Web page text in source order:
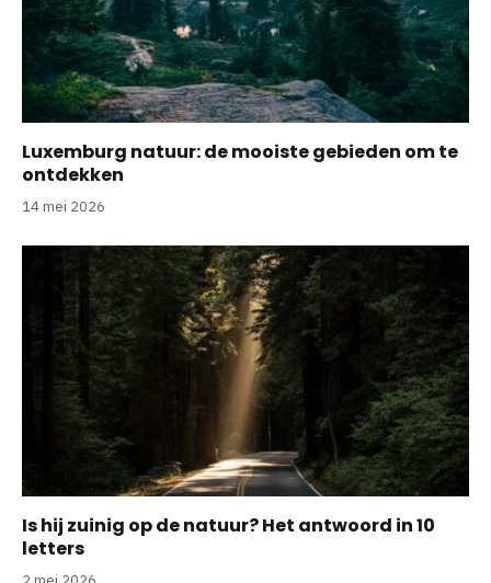
Luxemburg natuur: de mooiste gebieden om te
ontdekken
14 mei 2026
Is hij zuinig op de natuur? Het antwoord in 10
letters